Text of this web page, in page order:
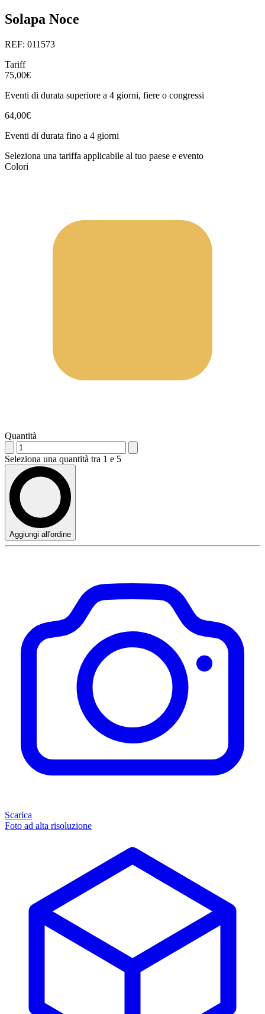
Solapa Noce
REF: 011573
Tariff
75,00€
Eventi di durata superiore a 4 giorni, fiere o congressi
64,00€
Eventi di durata fino a 4 giorni
Seleziona una tariffa applicabile al tuo paese e evento
Colori
Quantità
Seleziona una quantità tra 1 e 5
Aggiungi all'ordine
Scarica
Foto ad alta risoluzione